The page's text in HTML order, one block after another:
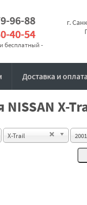
96-88
40-54
бесплатный -
г.
Доставка и оплата
X-
X-Trail